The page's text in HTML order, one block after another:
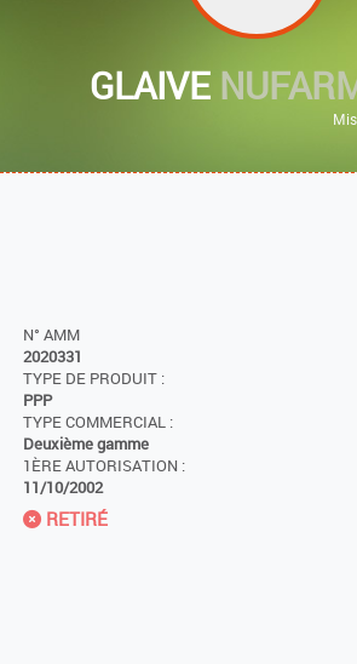
GLAIVE
N° AMM
2020331
TYPE DE PRODUIT :
PPP
TYPE COMMERCIAL :
Deuxième gamme
1ÈRE AUTORISATION :
11/10/2002
RETIRÉ